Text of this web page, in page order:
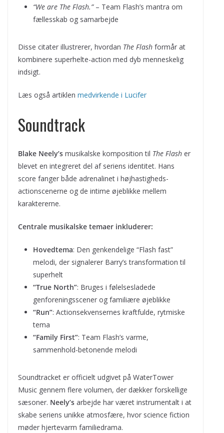
“We are The Flash.”– Team Flash’s mantra om
fællesskab og samarbejde
Disse citater illustrerer, hvordan The Flash formår at
kombinere superhelte-action med dyb menneskelig
indsigt.
Læs også artiklen medvirkende i Lucifer
Soundtrack
Blake Neely’s musikalske komposition til The Flash er
blevet en integreret del af seriens identitet. Hans
score fanger både adrenalinet i højhastigheds-
actionscenerne og de intime øjeblikke mellem
karaktererne.
Centrale musikalske temaer inkluderer:
Hovedtema: Den genkendelige “Flash fast”
melodi, der signalerer Barry’s transformation til
superhelt
“True North”: Bruges i følelsesladede
genforeningsscener og familiære øjeblikke
“Run”: Actionsekvensernes kraftfulde, rytmiske
tema
“Family First”: Team Flash’s varme,
sammenhold-betonende melodi
Soundtracket er officielt udgivet på WaterTower
Music gennem flere volumen, der dækker forskellige
sæsoner. Neely’s arbejde har været instrumentalt i at
skabe seriens unikke atmosfære, hvor science fiction
møder hjertevarm familiedrama.